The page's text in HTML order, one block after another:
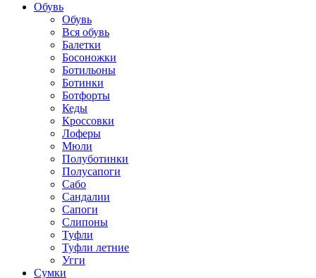
Обувь
Обувь
Вся обувь
Балетки
Босоножки
Ботильоны
Ботинки
Ботфорты
Кеды
Кроссовки
Лоферы
Мюли
Полуботинки
Полусапоги
Сабо
Сандалии
Сапоги
Слипоны
Туфли
Туфли летние
Угги
Сумки